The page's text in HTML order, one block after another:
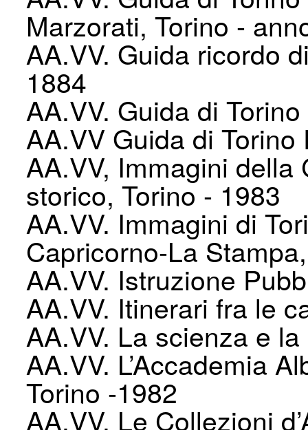
Marzorati, Torino -
AA.VV. Guida ricordo
1884
AA.VV. Guida di
AA.VV Guida di
AA.VV, Immagini
storico, Torino - 1983
AA.VV. Immagini di
Capricorno-La
AA.VV. Istruzione
AA.VV. Itinerari fra le
AA.VV. La scienza e
AA.VV. L’Accademia
Torino -1982
AA.VV. Le Collezioni